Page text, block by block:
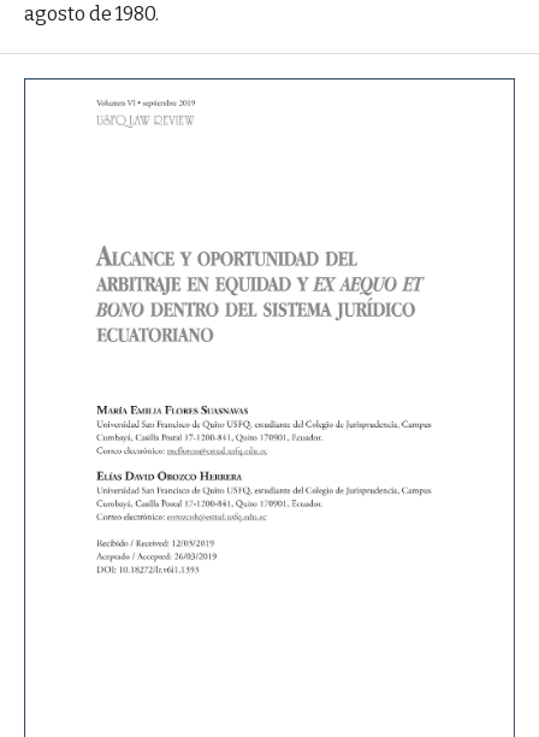
agosto de 1980.